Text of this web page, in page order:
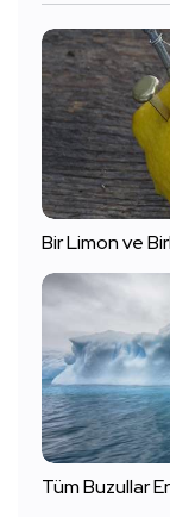
Bir Limon ve
Tüm Buzullar